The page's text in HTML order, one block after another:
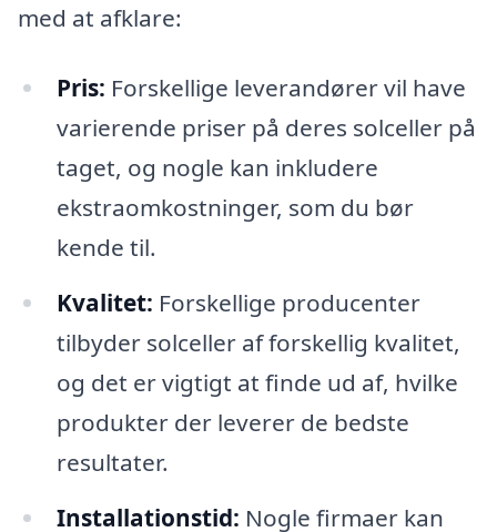
med at afklare:
Pris: Forskellige leverandører vil have
varierende priser på deres solceller på
taget, og nogle kan inkludere
ekstraomkostninger, som du bør
kende til.
Kvalitet: Forskellige producenter
tilbyder solceller af forskellig kvalitet,
og det er vigtigt at finde ud af, hvilke
produkter der leverer de bedste
resultater.
Installationstid: Nogle firmaer kan